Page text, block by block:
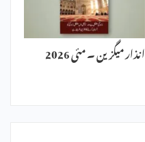
انذار میگزین ۔ مئی 2026